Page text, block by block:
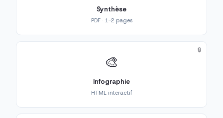
Synthèse
PDF · 1-2 pages
🎨
Infographie
HTML interactif
🔒